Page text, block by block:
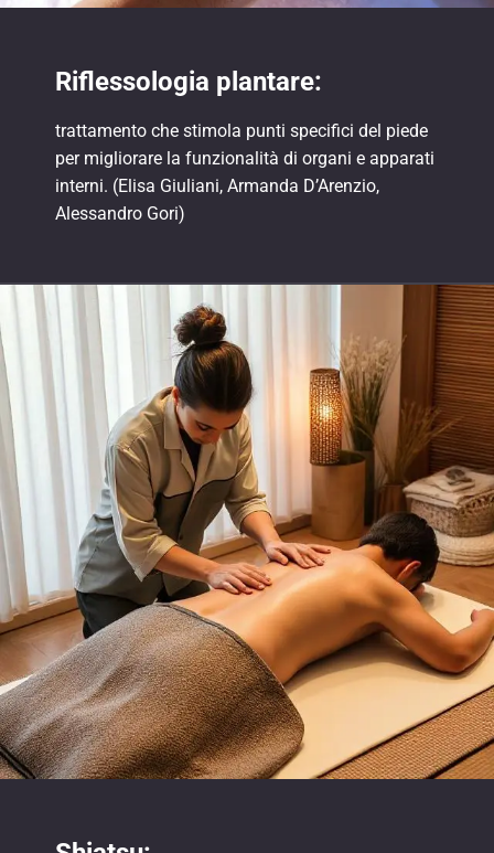
Riflessologia plantare:
trattamento che stimola punti specifici del piede
per migliorare la funzionalità di organi e apparati
interni. (Elisa Giuliani, Armanda D’Arenzio,
Alessandro Gori)